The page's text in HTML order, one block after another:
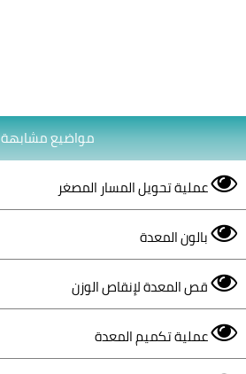
مواضيع مشابهة
عملية تحويل المسار المصغر
بالون المعدة
قص المعدة لإنقاص الوزن
عملية تكميم المعدة